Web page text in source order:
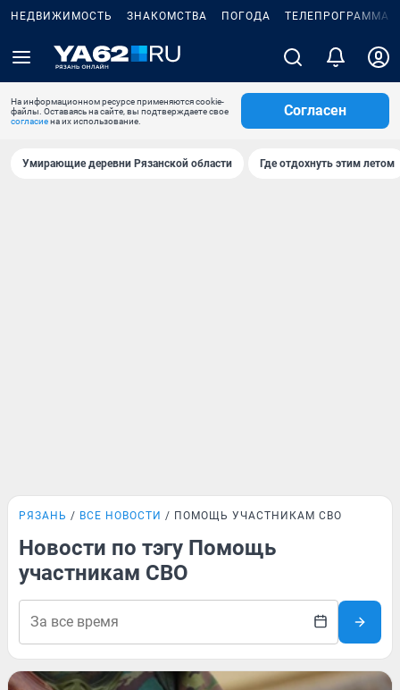
НЕДВИЖИМОСТЬ ЗНАКОМСТВА ПОГОДА ТЕЛЕПРОГРАММА
На информационном ресурсе применяются cookie-
файлы. Оставаясь на сайте, вы подтверждаете свое
согласиена их использование.
Согласен
Умирающие деревни Рязанской области Где отдохнуть этим летом
РЯЗАНЬ ВСЕ НОВОСТИ ПОМОЩЬ УЧАСТНИКАМ СВО
Новости по тэгу Помощь
участникам СВО